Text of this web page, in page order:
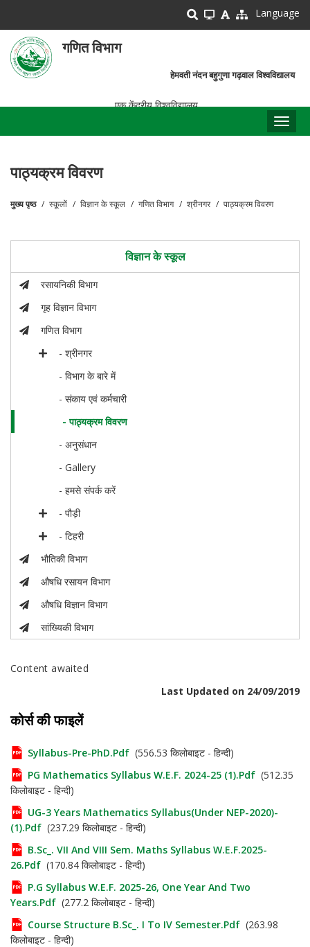
main
content
Language
गणित विभाग
हेमवती नंदन बहुगुणा गढ़वाल विश्वविद्यालय
एक केंद्रीय विश्वविद्यालय
पाठ्यक्रम विवरण
मुख्य पृष्ठ स्कूलों विज्ञान के स्कूल गणित विभाग श्रीनगर पाठ्यक्रम विवरण
विज्ञान के स्कूल
रसायनिकी विभाग
गृह विज्ञान विभाग
गणित विभाग
- श्रीनगर
- विभाग के बारे में
- संकाय एवं कर्मचारी
- पाठ्यक्रम विवरण
- अनुसंधान
- Gallery
- हमसे संपर्क करें
- पौड़ी
- टिहरी
भौतिकी विभाग
औषधि रसायन विभाग
औषधि विज्ञान विभाग
सांख्यिकी विभाग
Content awaited
Last Updated on 24/09/2019
कोर्स की फाइलें
Syllabus-Pre-PhD.pdf (556.53 किलोबाइट - हिन्दी)
PG Mathematics Syllabus W.e.f. 2024-25 (1).pdf (512.35
किलोबाइट - हिन्दी)
UG-3 Years Mathematics Syllabus(Under NEP-2020)-
(1).pdf (237.29 किलोबाइट - हिन्दी)
B.Sc_. VII And VIII Sem. Maths Syllabus W.e.f.2025-
26.pdf (170.84 किलोबाइट - हिन्दी)
P.G Syllabus W.e.f. 2025-26, One Year And Two
Years.pdf (277.2 किलोबाइट - हिन्दी)
Course Structure B.Sc_. I To IV Semester.pdf (263.98
किलोबाइट - हिन्दी)